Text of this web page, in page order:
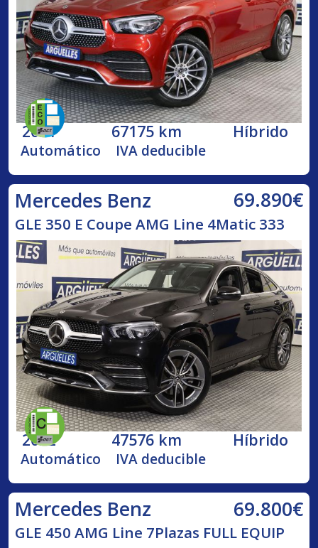
2021 67175 km Híbrido
Automático IVA deducible
Mercedes Benz 69.890€
GLE 350 E Coupe AMG Line 4Matic 333
2022 47576 km Híbrido
Automático IVA deducible
Mercedes Benz 69.800€
GLE 450 AMG Line 7Plazas FULL EQUIP